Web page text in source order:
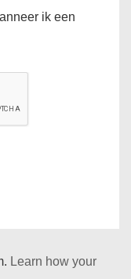
ik een
Learn how your